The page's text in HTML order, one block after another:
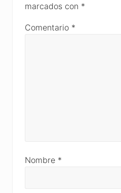
marcados con *
Comentario *
Nombre *